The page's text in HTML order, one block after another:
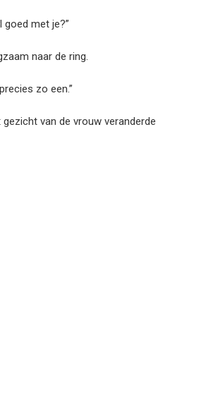
goed met je?”
naar de ring.
zo een.”
van de vrouw veranderde